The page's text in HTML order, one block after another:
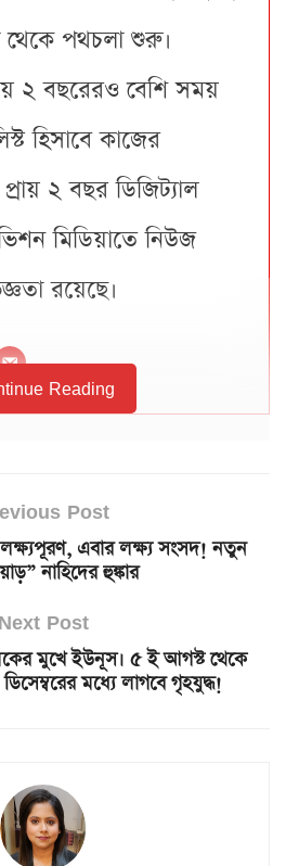
থেকে পথচলা শুরু।
২ বছরেরও বেশি সময়
হিসাবে কাজের
২ বছর ডিজিট্যাল
মিডিয়াতে নিউজ
রয়েছে।
Reading
Post
এবার লক্ষ্য সংসদ! নতুন
নাহিদের হুঙ্কার
Next Post
ধমকের মুখে ইউনূস। ৫ ই আগস্ট থেকে
মধ্যে লাগবে গৃহযুদ্ধ!